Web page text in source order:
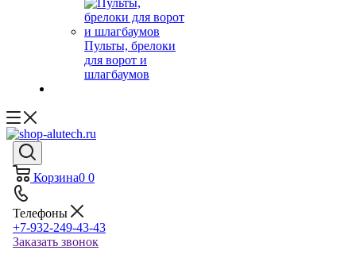
Пульты, брелоки
для ворот и
шлагбаумов
Корзина0 0
Телефоны
+7-932-249-43-43
Заказать звонок